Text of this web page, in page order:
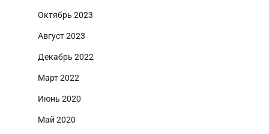
Октябрь 2023
Август 2023
Декабрь 2022
Март 2022
Июнь 2020
Май 2020